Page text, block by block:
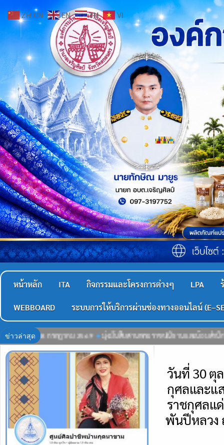
หน้าหลัก ITA กิจกรรมและโครงการต่างๆ LPA
WEBBOARD ระบบการให้บริการผ่านช่องทางออนไลน์
ข่าวล่าสุด
และน้อมสำนึกในพระมหากรุณาธิคุณอันหาที่สุดมิได้ โดยมีกิจกรรมสำคัญ ดังนี้
วันที่ 30 ตุ
กุศลและแ
ราชกุศลแ
พันปีหลวง
ZH-CN EN TH VI